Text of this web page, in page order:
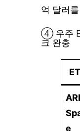
억 달러
④ 우주
크 완충
e